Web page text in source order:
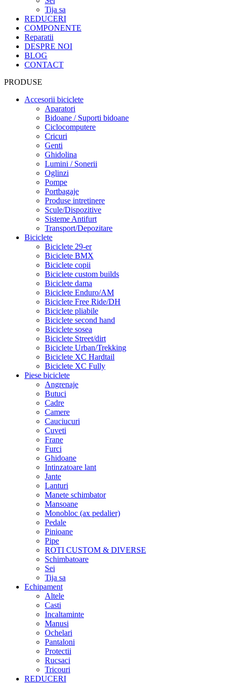
Tija sa
REDUCERI
COMPONENTE
Reparatii
DESPRE NOI
BLOG
CONTACT
PRODUSE
Accesorii biciclete
Aparatori
Bidoane / Suporti bidoane
Ciclocomputere
Cricuri
Genti
Ghidolina
Lumini / Sonerii
Oglinzi
Pompe
Portbagaje
Produse intretinere
Scule/Dispozitive
Sisteme Antifurt
Transport/Depozitare
Biciclete
Biciclete 29-er
Biciclete BMX
Biciclete copii
Biciclete custom builds
Biciclete dama
Biciclete Enduro/AM
Biciclete Free Ride/DH
Biciclete pliabile
Biciclete second hand
Biciclete sosea
Biciclete Street/dirt
Biciclete Urban/Trekking
Biciclete XC Hardtail
Biciclete XC Fully
Piese biciclete
Angrenaje
Butuci
Cadre
Camere
Cauciucuri
Cuveti
Frane
Furci
Ghidoane
Intinzatoare lant
Jante
Lanturi
Manete schimbator
Mansoane
Monobloc (ax pedalier)
Pedale
Pinioane
Pipe
ROTI CUSTOM & DIVERSE
Schimbatoare
Sei
Tija sa
Echipament
Altele
Casti
Incaltaminte
Manusi
Ochelari
Pantaloni
Protectii
Rucsaci
Tricouri
REDUCERI